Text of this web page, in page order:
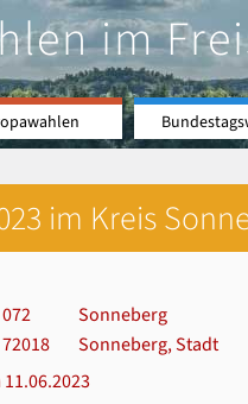
im
im Kreis
072
Sonneberg
72018
Sonneberg, Stadt